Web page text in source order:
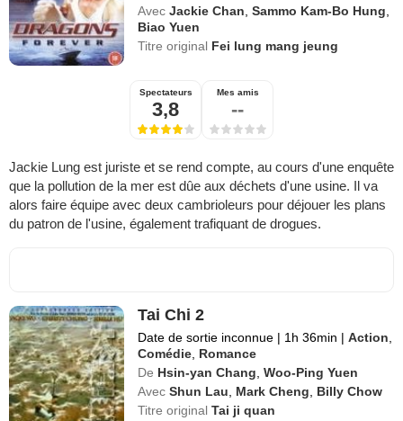
Avec Jackie Chan ,Sammo Kam-Bo Hung
Biao Yuen
Titre original Fei lung mang jeung
Spectateurs
3,8
Mes amis
--
Jackie Lung est juriste et se rend compte, au cours d'une enquête
que la pollution de la mer est dûe aux déchets d'une usine. Il va
alors faire équipe avec deux cambrioleurs pour déjouer les plans
du patron de l'usine, également trafiquant de drogues.
Tai Chi 2
Date de sortie inconnue | 1h 36min | Action
Comédie Romance
De Hsin-yan Chang ,Woo-Ping Yuen
Avec Shun Lau Mark Cheng
Billy Chow
Titre originalTai ji quan